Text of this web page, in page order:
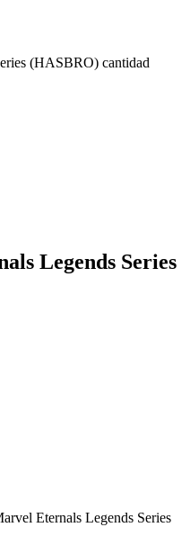
(HASBRO) cantidad
Legends Series
Eternals Legends Series